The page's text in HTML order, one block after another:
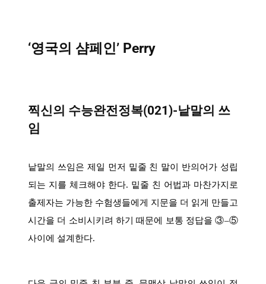
‘영국의 샴페인’ Perry
찍신의 수능완전정복(021)-낱말의 쓰
임
낱말의 쓰임은 제일 먼저 밑줄 친 말이 반의어가 성립
되는 지를 체크해야 한다. 밑줄 친 어법과 마찬가지로
출제자는 가능한 수험생들에게 지문을 더 읽게 만들고
시간을 더 소비시키려 하기 때문에 보통 정답을 ③–⑤
사이에 설계한다.